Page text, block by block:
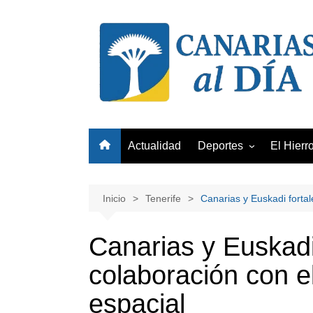
Actualidad Deportes
Unión Deportiva Las
El
Inicio Tenerife Canarias y Euskadi
Canarias y
colaboración con
espacial